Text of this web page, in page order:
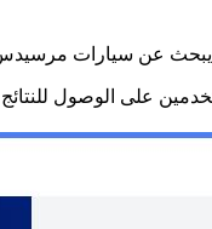
عن سيارات
على الوصول للنتائج